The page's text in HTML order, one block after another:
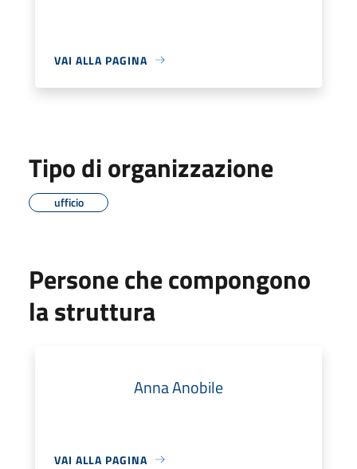
VAI ALLA PAGINA
Tipo di organizzazione
ufficio
Persone che compongono
la struttura
Anna Anobile
VAI ALLA PAGINA